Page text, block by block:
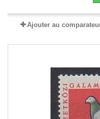
Ajouter au